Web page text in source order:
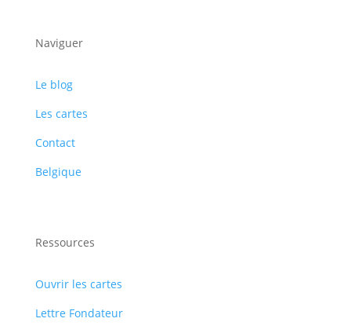
Naviguer
Le blog
Les cartes
Contact
Belgique
Ressources
Ouvrir les cartes
Lettre Fondateur